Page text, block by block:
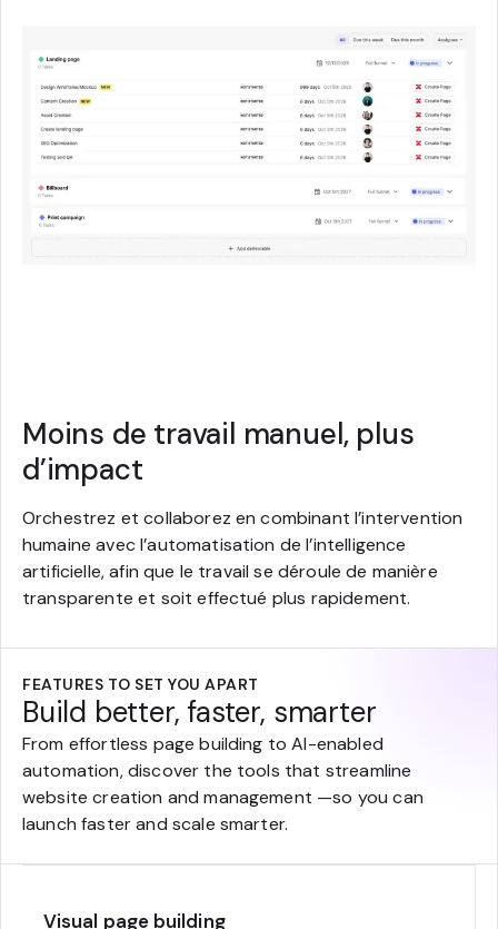
Moins de travail manuel, plus
d’impact
Orchestrez et collaborez en combinant l’intervention
humaine avec l’automatisation de l’intelligence
artificielle, afin que le travail se déroule de manière
transparente et soit effectué plus rapidement.
FEATURES TO SET YOU APART
Build better, faster, smarter
From effortless page building to AI-enabled
automation, discover the tools that streamline
website creation and management —so you can
launch faster and scale smarter.
Visual page building